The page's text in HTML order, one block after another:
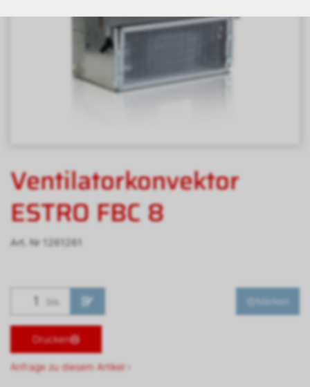
Ventilatorkonvektor
ESTRO FBC 8
Art. Nr 1261261
Stk. Merken
Drucken
Anfrage zu diesem Artikel ›